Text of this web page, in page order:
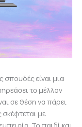
είναι μια
το μέλλον
σε θέση να πάρει
με